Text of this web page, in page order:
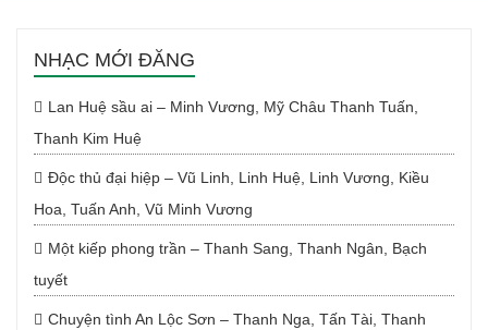
NHẠC MỚI ĐĂNG
Lan Huệ sầu ai – Minh Vương, Mỹ Châu Thanh Tuấn,
Thanh Kim Huệ
Độc thủ đại hiệp – Vũ Linh, Linh Huệ, Linh Vương, Kiều
Hoa, Tuấn Anh, Vũ Minh Vương
Một kiếp phong trần – Thanh Sang, Thanh Ngân, Bạch
tuyết
Chuyện tình An Lộc Sơn – Thanh Nga, Tấn Tài, Thanh